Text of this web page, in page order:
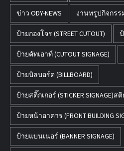
ข่าว ODY-NEWS งานทรูปกิจกรร
ป้ายกองโจร (STREET CUTOUT)
ป้ายคัทเอาท์ (CUTOUT SIGNAGE)
ป้ายบิลบอร์ด (BILLBOARD)
ป้ายสติ๊กเกอร์ (STICKER SIGNAGE)ส
ป้ายหน้าอาคาร (FRONT BUILDING
ป้ายแบนเนอร์ (BANNER SIGNAGE)